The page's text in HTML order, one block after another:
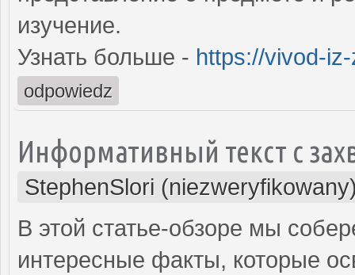
изучение.
Узнать больше - https://vivod-
odpowiedz
Информативный текст с
StephenSlori
В этой статье-обзоре мы
интересные факты, которые